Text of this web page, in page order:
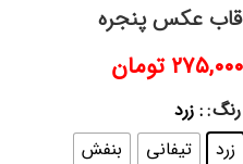
قاب عکس پنجره
۲۷۵,۰۰۰ تومان
رنگ : زرد
زرد
تیفانی بنفش